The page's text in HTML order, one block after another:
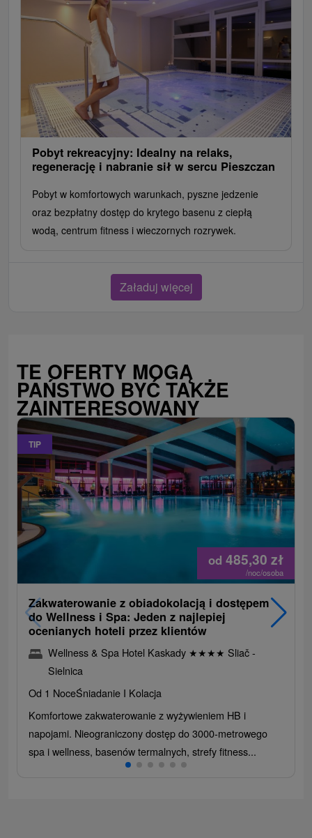
Pobyt rekreacyjny: Idealny na relaks,
regenerację i nabranie sił w sercu Pieszczan
Pobyt w komfortowych warunkach, pyszne jedzenie
oraz bezpłatny dostęp do krytego basenu z ciepłą
wodą, centrum fitness i wieczornych rozrywek.
Załaduj więcej
TE OFERTY MOGĄ
PAŃSTWO BYĆ TAKŻE
ZAINTERESOWANY
TIP
od 485,30 zł
/noc/osoba
Zakwaterowanie z obiadokolacją i dostępem
do Wellness i Spa: Jeden z najlepiej
ocenianych hoteli przez klientów
Wellness & Spa Hotel Kaskady ★★★★ Sliač -
Sielnica
Od 1 NoceŚniadanie I Kolacja
Komfortowe zakwaterowanie z wyżywieniem HB i
napojami. Nieograniczony dostęp do 3000-metrowego
spa i wellness, basenów termalnych, strefy fitness...